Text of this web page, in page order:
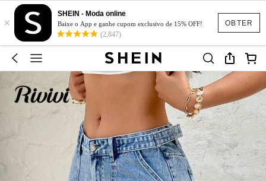
OBTER
×
SHEIN - Moda online
Baixe o App e ganhe cupom exclusivo de 15% OFF!
(2,847)